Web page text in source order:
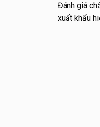
Đánh giá
xuất khẩu